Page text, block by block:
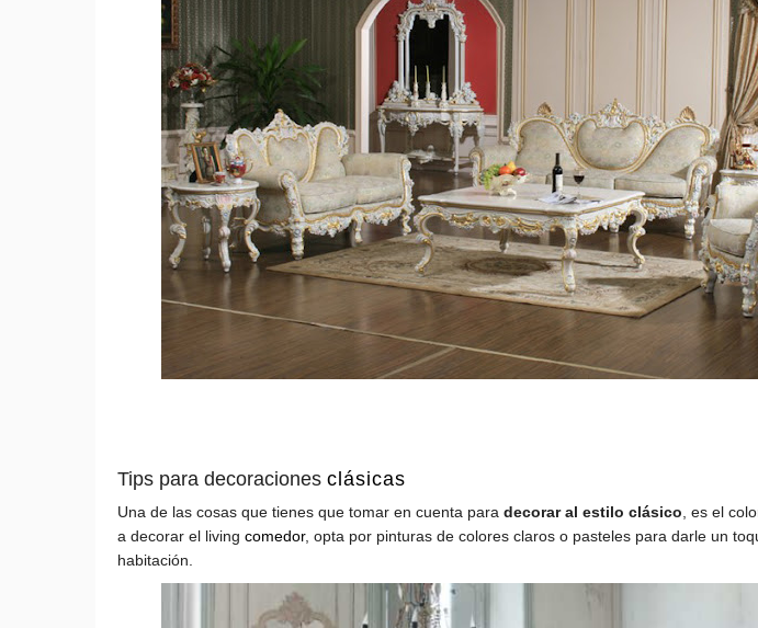
Tips para decoraciones clásicas
Una de las cosas que tienes que tomar en cuenta para decorar al estilo clásico , es el
a decorar el living comedor, opta por pinturas de colores claros o pasteles para darle un
habitación.